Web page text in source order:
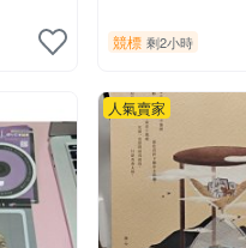
競標 剩2小時
人氣賣家